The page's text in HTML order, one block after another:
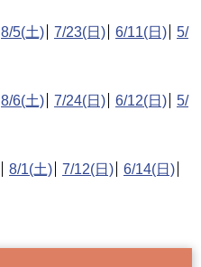
8/5(土) 7/23(日) 6/11(日)
5/
8/6(土) 7/24(日) 6/12(日)
5/
8/1(土) 7/12(日)
6/14(日)